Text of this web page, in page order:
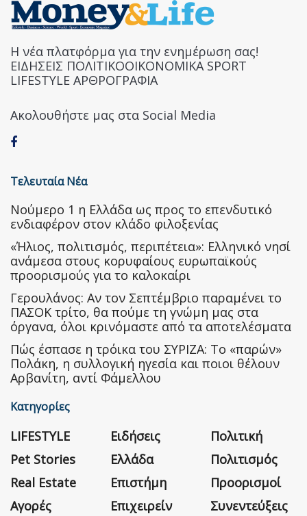
Η νέα πλατφόρμα για την ενημέρωση σας!
ΕΙΔΗΣΕΙΣ ΠΟΛΙΤΙΚΟΟΙΚΟΝΟΜΙΚΑ SPORT
LIFESTYLE ΑΡΘΡΟΓΡΑΦΙΑ
Ακολουθήστε μας στα Social Media
Τελευταία Νέα
Nούμερο 1 η Ελλάδα ως προς το επενδυτικό
ενδιαφέρον στον κλάδο φιλοξενίας
«Ήλιος, πολιτισμός, περιπέτεια»: Ελληνικό νησί
ανάμεσα στους κορυφαίους ευρωπαϊκούς
προορισμούς για το καλοκαίρι
Γερουλάνος: Αν τον Σεπτέμβριο παραμένει το
ΠΑΣΟΚ τρίτο, θα πούμε τη γνώμη μας στα
όργανα, όλοι κρινόμαστε από τα αποτελέσματα
Πώς έσπασε η τρόικα του ΣΥΡΙΖΑ: Το «παρών»
Πολάκη, η συλλογική ηγεσία και ποιοι θέλουν
Αρβανίτη, αντί Φάμελλου
Κατηγορίες
LIFESTYLE
Pet Stories
Real Estate
Αγορές
Ειδήσεις
Ελλάδα
Επιστήμη
Επιχειρείν
Πολιτική
Πολιτισμός
Προορισμοί
Συνεντεύξεις